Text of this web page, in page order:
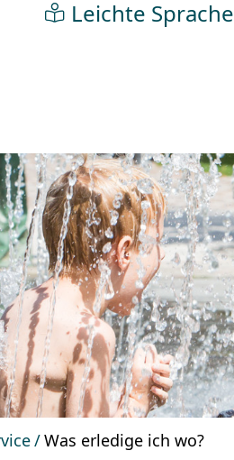
Leichte Sprache
Was erledige ich wo?